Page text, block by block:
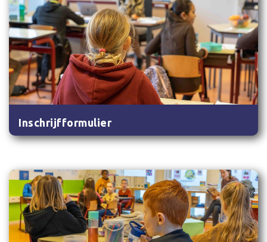
Inschrijfformulier